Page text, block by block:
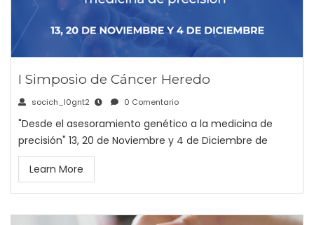
I Simposio de Cáncer Heredo
socich_l0gnt2 0 Comentario
"Desde el asesoramiento genético a la medicina de
precisión" 13, 20 de Noviembre y 4 de Diciembre de
Learn More